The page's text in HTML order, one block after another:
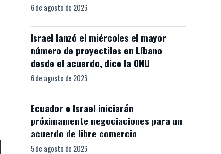
6 de agosto de 2026
Israel lanzó el miércoles el mayor
número de proyectiles en Líbano
desde el acuerdo, dice la ONU
6 de agosto de 2026
Ecuador e Israel iniciarán
próximamente negociaciones para un
acuerdo de libre comercio
5 de agosto de 2026